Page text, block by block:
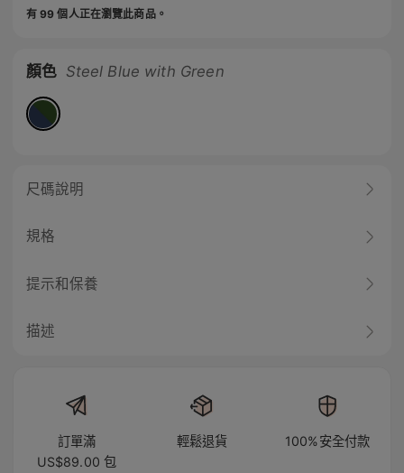
有 99 個人正在瀏覽此商品。
顏色 Steel Blue with Green
尺碼說明
規格
提示和保養
描述
訂單滿
US$89.00 包
輕鬆退貨 100%安全付款